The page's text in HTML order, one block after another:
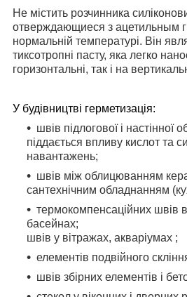
Не містить розчинника
отверждающиеся з ацетильным
нормальній температурі. Він
тиксотропні пасту, яка легко
горизонтальні, так і на
У будівництві герметизація:
швів підлогової і настінної
піддається впливу кислот та
навантажень;
швів між облицюванням
сантехнічним обладнанням
термокомпенсаційних швів
басейнах;
швів у вітражах, акваріумах ;
елементів подвійного
швів збірних елементів і